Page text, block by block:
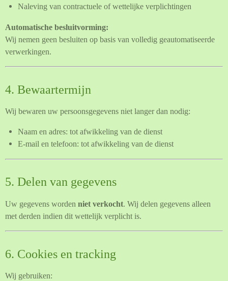
Naleving van contractuele of wettelijke verplichtingen
Automatische besluitvorming:
Wij nemen geen besluiten op basis van volledig geautomatiseerde
verwerkingen.
4. Bewaartermijn
Wij bewaren uw persoonsgegevens niet langer dan nodig:
Naam en adres: tot afwikkeling van de dienst
E-mail en telefoon: tot afwikkeling van de dienst
5. Delen van gegevens
Uw gegevens worden niet verkocht. Wij delen gegevens alleen
met derden indien dit wettelijk verplicht is.
6. Cookies en tracking
Wij gebruiken: